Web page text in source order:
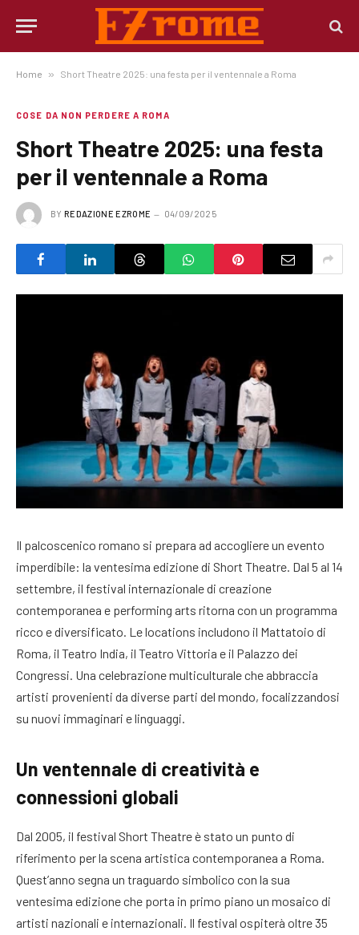
Home » Short Theatre 2025: una festa per il ventennale a Roma
COSE DA NON PERDERE A ROMA
Short Theatre 2025: una festa
per il ventennale a Roma
BY REDAZIONE EZROME 04/09/2025
Il palcoscenico romano si prepara ad accogliere un evento
imperdibile: la ventesima edizione di Short Theatre. Dal 5 al 14
settembre, il festival internazionale di creazione
contemporanea e performing arts ritorna con un programma
ricco e diversificato. Le locations includono il Mattatoio di
Roma, il Teatro India, il Teatro Vittoria e il Palazzo dei
Congressi. Una celebrazione multiculturale che abbraccia
artisti provenienti da diverse parti del mondo, focalizzandosi
su nuovi immaginari e linguaggi.
Un ventennale di creatività e
connessioni globali
Dal 2005, il festival Short Theatre è stato un punto di
riferimento per la scena artistica contemporanea a Roma.
Quest’anno segna un traguardo simbolico con la sua
ventesima edizione che porta in primo piano un mosaico di
artisti nazionali e internazionali. Il festival ospiterà oltre 35